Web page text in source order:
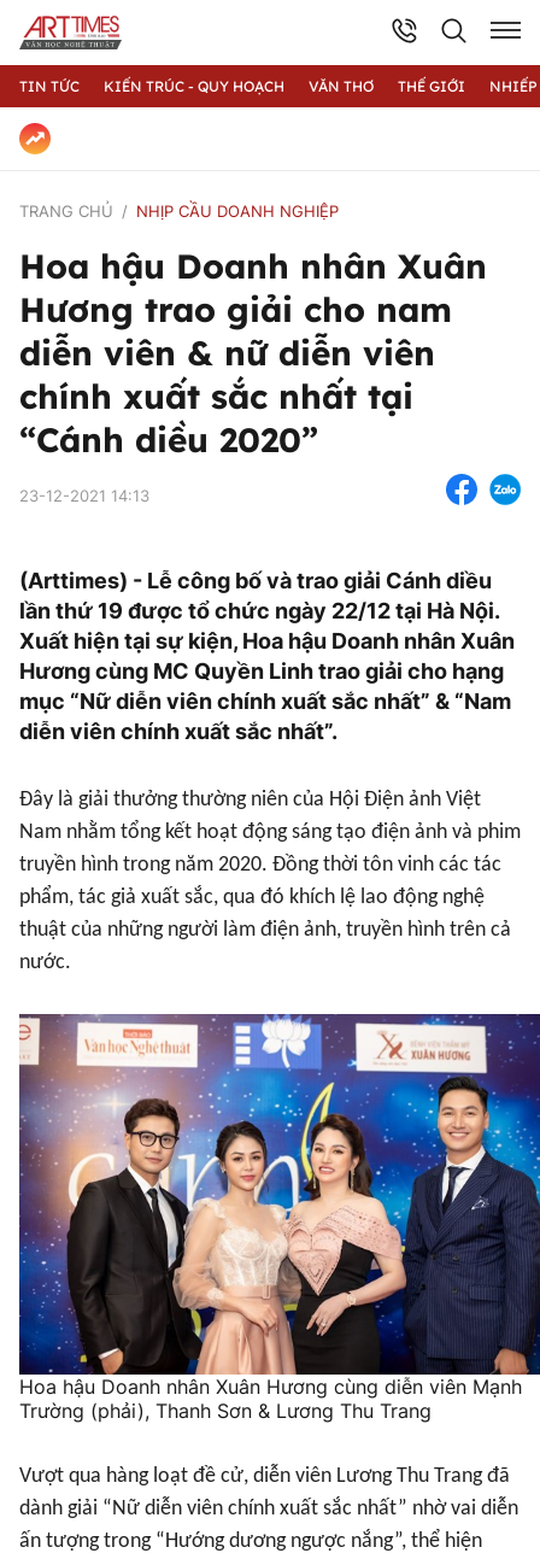
TIN TỨC KIẾN TRÚC - QUY HOẠCH VĂN THƠ THẾ GIỚI
TRANG CHỦ NHỊP CẦU DOANH NGHIỆP
Hoa hậu Doanh nhân Xuân
Hương trao giải cho nam
diễn viên & nữ diễn viên
chính xuất sắc nhất tại
“Cánh diều 2020”
23-12-2021 14:13
(Arttimes) - Lễ công bố và trao giải Cánh diều
lần thứ 19 được tổ chức ngày 22/12 tại Hà Nội.
Xuất hiện tại sự kiện, Hoa hậu Doanh nhân Xuân
Hương cùng MC Quyền Linh trao giải cho hạng
mục “Nữ diễn viên chính xuất sắc nhất” & “Nam
diễn viên chính xuất sắc nhất”.
Đây là giải thưởng thường niên của Hội Điện ảnh Việt
Nam nhằm tổng kết hoạt động sáng tạo điện ảnh và phim
truyền hình trong năm 2020. Đồng thời tôn vinh các tác
phẩm, tác giả xuất sắc, qua đó khích lệ lao động nghệ
thuật của những người làm điện ảnh, truyền hình trên cả
nước.
Hoa hậu Doanh nhân Xuân Hương cùng diễn viên Mạnh
Trường (phải), Thanh Sơn & Lương Thu Trang
Vượt qua hàng loạt đề cử, diễn viên Lương Thu Trang đã
dành giải “Nữ diễn viên chính xuất sắc nhất” nhờ vai diễn
ấn tượng trong “Hướng dương ngược nắng”, thể hiện